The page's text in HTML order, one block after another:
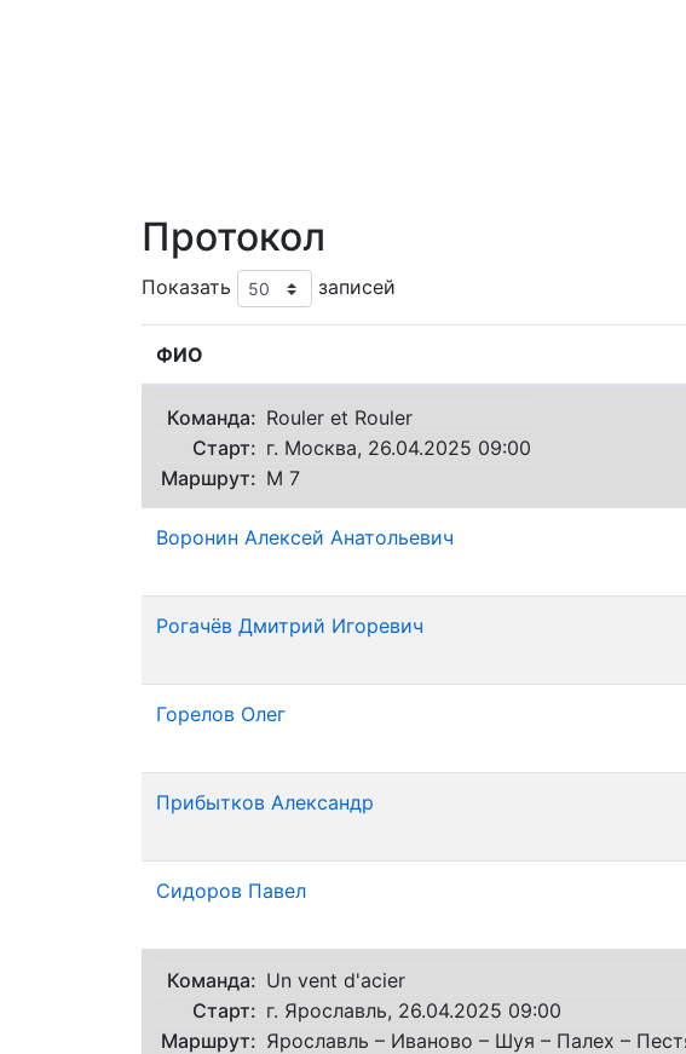
Протокол
Показать записей
ФИО
Команда: Rouler et Rouler
Старт: г. Москва, 26.04.2025 09:00
Маршрут: М 7
Воронин Алексей Анатольевич
Рогачёв Дмитрий Игоревич
Горелов Олег
Прибытков Александр
Сидоров Павел
Команда: Un vent d'acier
Старт: г. Ярославль, 26.04.2025 09:00
Маршрут: Ярославль – Иваново – Шуя – Палех –